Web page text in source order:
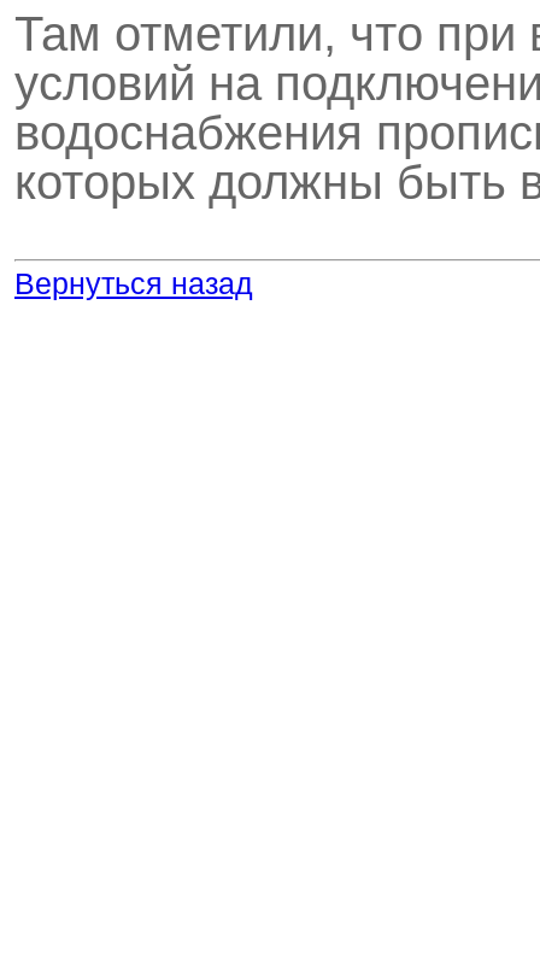
Там отметили, что при
условий на
водоснабжения
которых должны быть
Вернуться назад